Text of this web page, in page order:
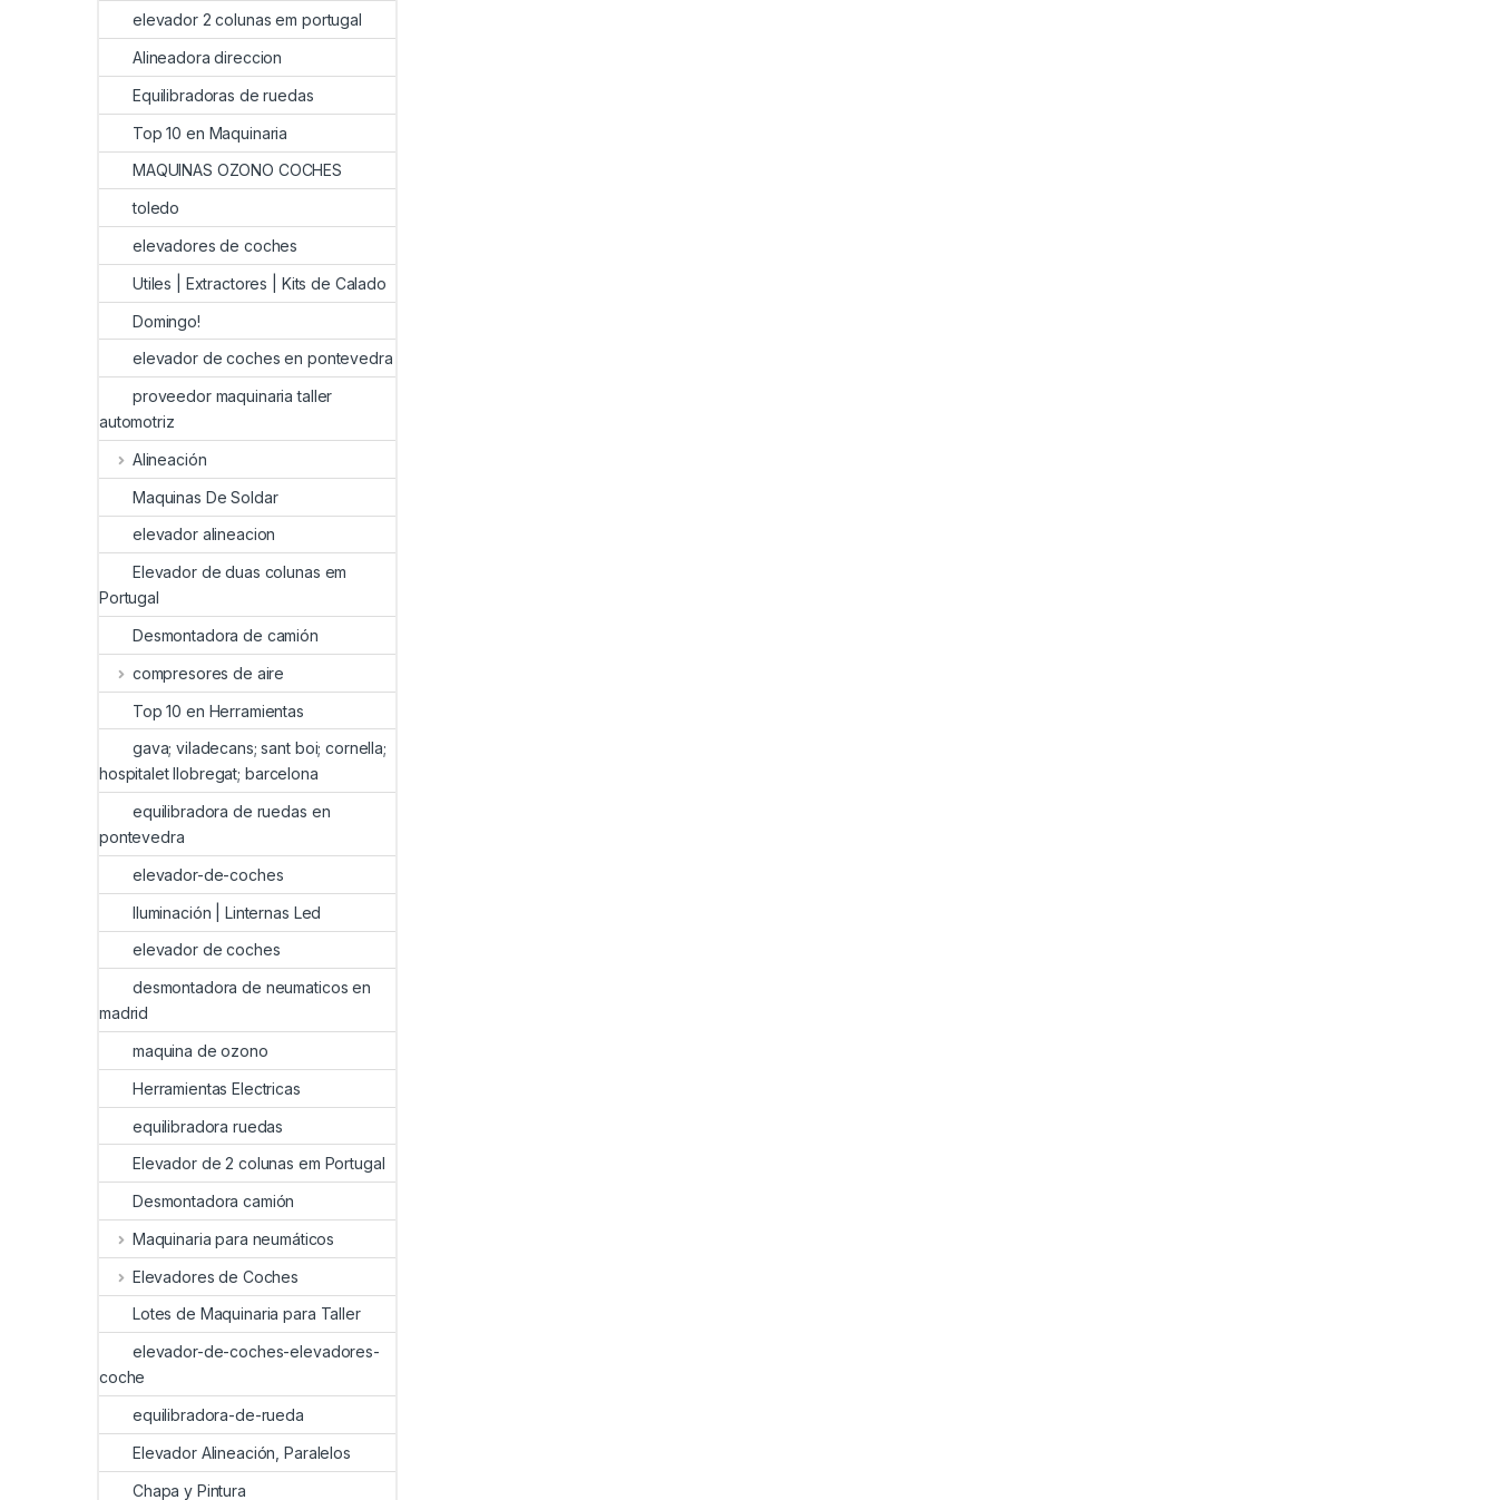
elevador 2 colunas em portugal
Alineadora direccion
Equilibradoras de ruedas
Top 10 en Maquinaria
MAQUINAS OZONO COCHES
toledo
elevadores de coches
Utiles | Extractores | Kits de Calado
Domingo!
elevador de coches en pontevedra
proveedor maquinaria taller
automotriz
Alineación
Maquinas De Soldar
elevador alineacion
Elevador de duas colunas em
Portugal
Desmontadora de camión
compresores de aire
Top 10 en Herramientas
gava; viladecans; sant boi; cornella;
hospitalet llobregat; barcelona
equilibradora de ruedas en
pontevedra
elevador-de-coches
Iluminación | Linternas Led
elevador de coches
desmontadora de neumaticos en
madrid
maquina de ozono
Herramientas Electricas
equilibradora ruedas
Elevador de 2 colunas em Portugal
Desmontadora camión
Maquinaria para neumáticos
Elevadores de Coches
Lotes de Maquinaria para Taller
elevador-de-coches-elevadores-
coche
equilibradora-de-rueda
Elevador Alineación, Paralelos
Chapa y Pintura